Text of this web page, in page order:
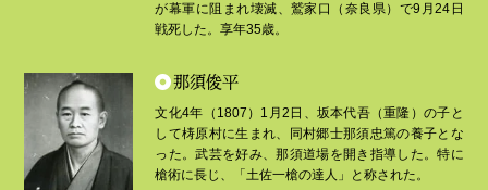
が幕軍に阻まれ壊滅、鷲家口（奈良県）で9月24日
戦死した。享年35歳。
那須俊平
文化4年（1807）1月2日、坂本代吾（重隆）の子と
して梼原村に生まれ、同村郷士那須忠篤の養子とな
った。武芸を好み、那須道場を開き指導した。特に
槍術に長じ、「土佐一槍の達人」と称された。